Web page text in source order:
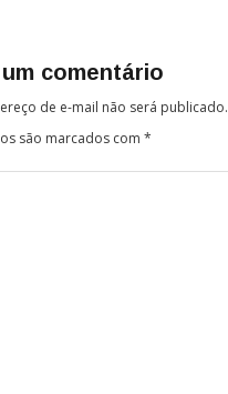
comentário
de e-mail não será publicado.
são marcados com *